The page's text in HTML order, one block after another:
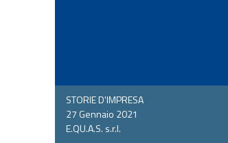
STORIE D'IMPRESA
27 Gennaio 2021
E.QU.A.S. s.r.l.